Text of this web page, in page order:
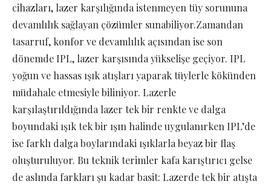
cihazları, lazer karşılığında istenmeyen tüy sorununa
devamlılık sağlayan çözümler sunabiliyor.Zamandan
tasarruf, konfor ve devamlılık açısından ise son
dönemde IPL, lazer karşısında yükselişe geçiyor. IPL
yoğun ve hassas ışık atışları yaparak tüylerle kökünden
müdahale etmesiyle biliniyor. Lazerle
karşılaştırıldığında lazer tek bir renkte ve dalga
boyundaki ışık tek bir ışın halinde uygulanırken IPL’de
ise farklı dalga boylarındaki ışıklarla beyaz bir flaş
oluşturuluyor. Bu teknik terimler kafa karıştırıcı gelse
de aslında farkları şu kadar basit: Lazerde tek bir atışta